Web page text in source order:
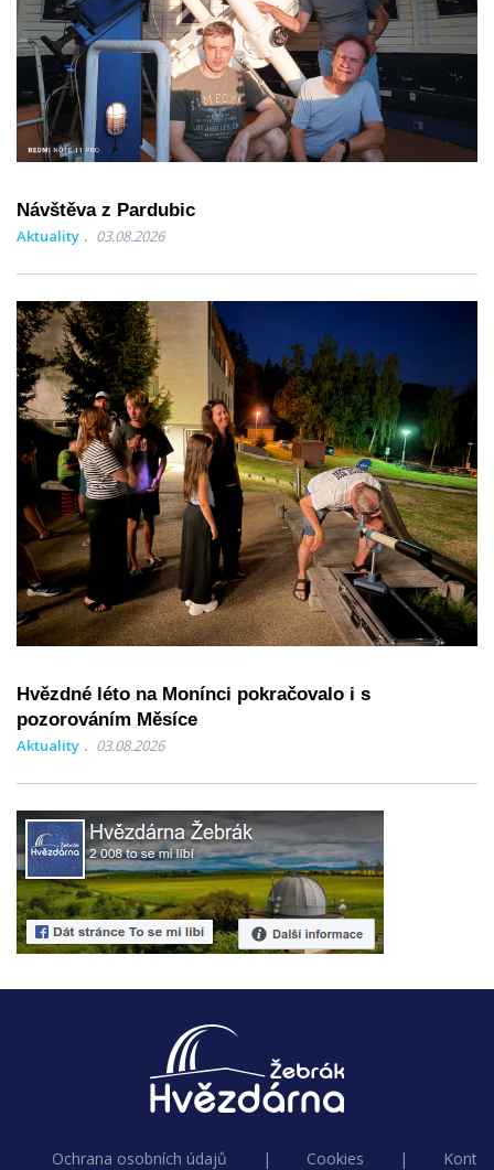
Návštěva z Pardubic
Aktuality 03.08.2026
Hvězdné léto na Monínci pokračovalo i s
pozorováním Měsíce
Aktuality 03.08.2026
Ochrana osobních údajů | Cookies |